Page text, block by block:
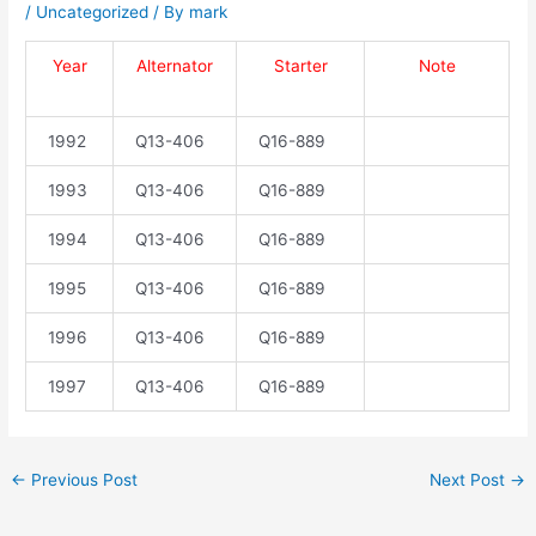
/ Uncategorized / By mark
Year Alternator Starter Note
1992 Q13-406 Q16-889
1993 Q13-406 Q16-889
1994 Q13-406 Q16-889
1995 Q13-406 Q16-889
1996 Q13-406 Q16-889
1997 Q13-406 Q16-889
← Previous Post Next Post →